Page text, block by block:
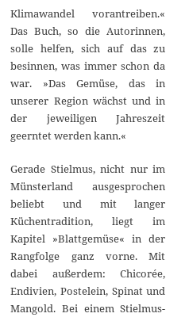
Klimawandel vorantreiben.«
Das Buch, so die Autorinnen,
solle helfen, sich auf das zu
besinnen, was immer schon da
war. »Das Gemüse, das in
unserer Region wächst und in
der jeweiligen Jahreszeit
geerntet werden kann.«
Gerade Stielmus, nicht nur im
Münsterland ausgesprochen
beliebt und mit langer
Küchentradition, liegt im
Kapitel »Blattgemüse« in der
Rangfolge ganz vorne. Mit
dabei außerdem: Chicorée,
Endivien, Postelein, Spinat und
Mangold. Bei einem Stielmus-